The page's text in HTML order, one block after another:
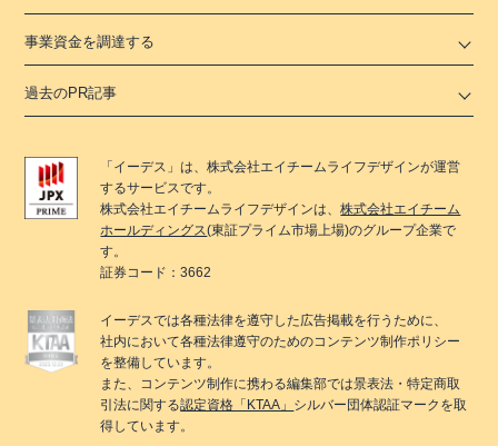
事業資金を調達する
過去のPR記事
「 イーデス 」は、株式会社エイチームライフデザインが運営
するサービスです。
株式会社エイチームライフデザインは、株式会社エイチーム
ホールディングス(東証プライム市場上場)のグループ企業で
す。
証券コード：3662
イーデスでは各種法律を遵守した広告掲載を行うために、
社内において各種法律遵守のためのコンテンツ制作ポリシー
を整備しています。
また、コンテンツ制作に携わる編集部では景表法・特定商取
引法に関する認定資格「KTAA」 シルバー団体認証マークを取
得しています。